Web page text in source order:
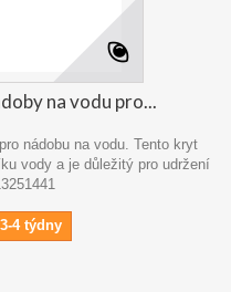
na vodu pro...
nádobu na vodu. Tento kryt
vody a je důležitý pro udržení
4 týdny